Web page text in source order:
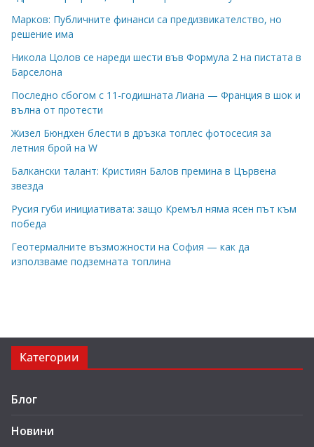
Марков: Публичните финанси са предизвикателство, но
решение има
Никола Цолов се нареди шести във Формула 2 на пистата в
Барселона
Последно сбогом с 11-годишната Лиана — Франция в шок и
вълна от протести
Жизел Бюндхен блести в дръзка топлес фотосесия за
летния брой на W
Балкански талант: Кристиян Балов премина в Цървена
звезда
Русия губи инициативата: защо Кремъл няма ясен път към
победа
Геотермалните възможности на София — как да
използваме подземната топлина
Категории
Блог
Новини